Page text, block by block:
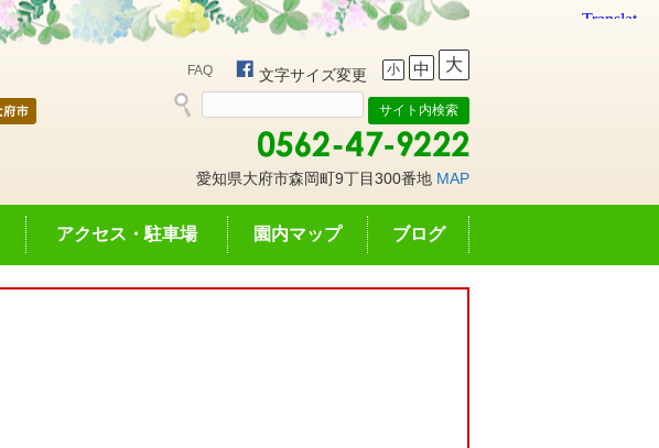
FAQ 文字サイズ変更 小 中 大
愛知県大府市森岡町9丁目300番地 MAP
アクセス・駐車場 園内マップ ブログ